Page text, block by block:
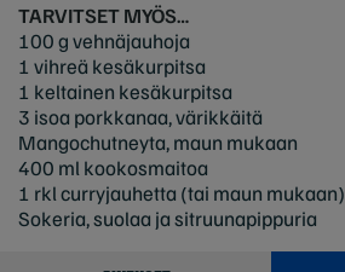
TARVITSET MYÖS…
100 g vehnäjauhoja
1 vihreä kesäkurpitsa
1 keltainen kesäkurpitsa
3 isoa porkkanaa, värikkäitä
Mangochutneyta, maun mukaan
400 ml kookosmaitoa
1 rkl curryjauhetta (tai maun mukaan)
Sokeria, suolaa ja sitruunapippuria